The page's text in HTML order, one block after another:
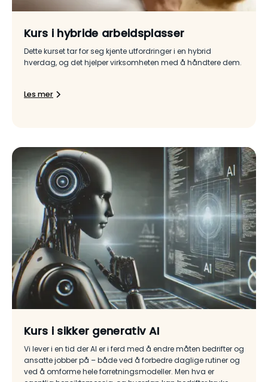
Kurs i hybride arbeidsplasser
Dette kurset tar for seg kjente utfordringer i en hybrid
hverdag, og det hjelper virksomheten med å håndtere dem.
Les mer
Kurs i sikker generativ AI
Vi lever i en tid der AI er i ferd med å endre måten bedrifter og
ansatte jobber på – både ved å forbedre daglige rutiner og
ved å omforme hele forretningsmodeller. Men hva er